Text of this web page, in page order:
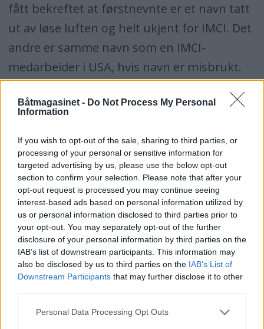
Båtmagasinet - Do Not Process My Personal
Information
If you wish to opt-out of the sale, sharing to third parties, or
processing of your personal or sensitive information for
targeted advertising by us, please use the below opt-out
section to confirm your selection. Please note that after your
opt-out request is processed you may continue seeing
interest-based ads based on personal information utilized by
us or personal information disclosed to third parties prior to
your opt-out. You may separately opt-out of the further
disclosure of your personal information by third parties on the
IAB’s list of downstream participants. This information may
also be disclosed by us to third parties on the IAB’s List of
Downstream Participants that may further disclose it to other
Personal Data Processing Opt Outs
fått bekreftet at førstnevnte er et navn tatt
ut av løse luften og helt ukjent for IMCI. Det
andre er samme navn som en IMCI-
medarbeider i USA, hvis navn er misbrukt.
Brüssel, Ulrich Heinemann, som skal
han som varslet alle samarbeidspartnerer i
ADCO om de falske dokumentene, og han
informerte spesielt det norske
Sjøfartsdirektoratet om saken. Båtene var
beregnet på det norske markedet. Saken ble
politianmeldt og er under etterforskning.
IMCI utelukker ikke at noen kan ha sluppet
igjennom med denne amerikanske”
To båteiere bekrefter at det er betalt